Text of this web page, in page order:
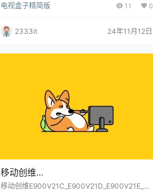
当贝桌面免拆卡刷固件包(亲测)
免拆卡刷固件包(亲测)
电视盒子精简版 11 0
2333it 24年11月12日
移动创维
E900V21C_E900V21D_E900V21E_M
移动创维E900V21C_E900V21D_E900V21E_M